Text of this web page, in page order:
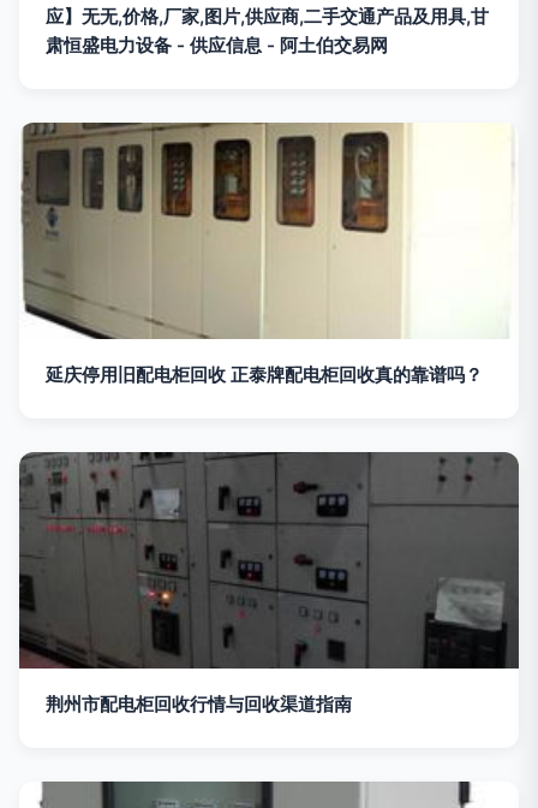
应】无无,价格,厂家,图片,供应商,二手交通产品及用具,甘
肃恒盛电力设备 - 供应信息 - 阿土伯交易网
延庆停用旧配电柜回收 正泰牌配电柜回收真的靠谱吗？
荆州市配电柜回收行情与回收渠道指南